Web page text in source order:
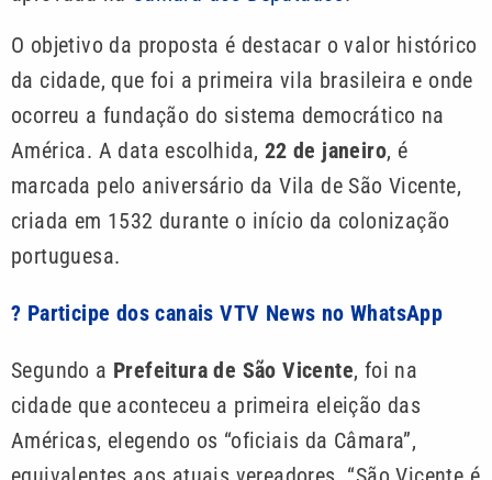
O objetivo da proposta é destacar o valor histórico
da cidade, que foi a primeira vila brasileira e onde
ocorreu a fundação do sistema democrático na
América. A data escolhida, 22 de janeiro, é
marcada pelo aniversário da Vila de São Vicente,
criada em 1532 durante o início da colonização
portuguesa.
? Participe dos canais VTV News no WhatsApp
Segundo a Prefeitura de São Vicente, foi na
cidade que aconteceu a primeira eleição das
Américas, elegendo os “oficiais da Câmara”,